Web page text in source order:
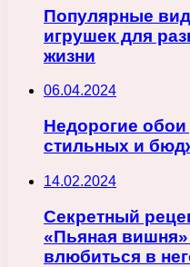
Популярные
игрушек для
жизни
06.04.2024
Недорогие
стильных и
14.02.2024
Секретный
«Пьяная
влюбиться в